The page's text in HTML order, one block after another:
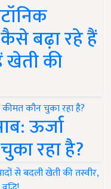
बढ़ा रहे हैं
खेती की
ऊर्जा
रहा है?